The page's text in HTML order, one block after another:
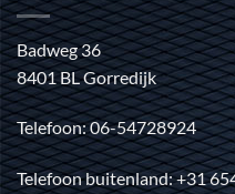
Badweg 36
8401 BL Gorredijk
Telefoon: 06-54728924
Telefoon buitenland: +31